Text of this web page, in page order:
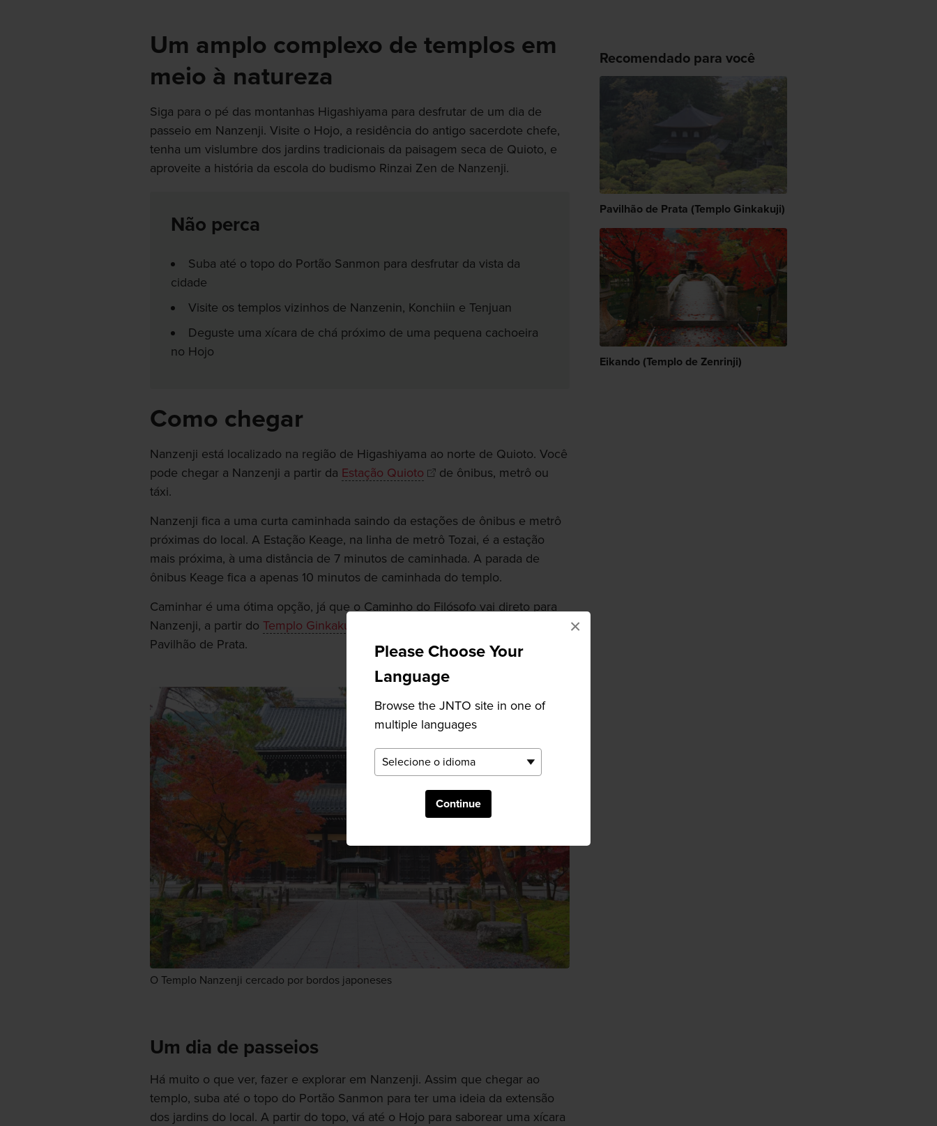
Please Choose Your
Language
Browse the JNTO site in one of
multiple languages
Continue
×
Um amplo complexo de templos em
meio à natureza
Siga para o pé das montanhas Higashiyama para desfrutar de um dia de
passeio em Nanzenji. Visite o Hojo, a residência do antigo sacerdote chefe,
tenha um vislumbre dos jardins tradicionais da paisagem seca de Quioto, e
aproveite a história da escola do budismo Rinzai Zen de Nanzenji.
Não perca
Suba até o topo do Portão Sanmon para desfrutar da vista da
cidade
Visite os templos vizinhos de Nanzenin, Konchiin e Tenjuan
Deguste uma xícara de chá próximo de uma pequena cachoeira
no Hojo
Como chegar
Nanzenji está localizado na região de Higashiyama ao norte de Quioto. Você
pode chegar a Nanzenji a partir da Estação Quioto
de ônibus, metrô ou
táxi.
Nanzenji fica a uma curta caminhada saindo da estações de ônibus e metrô
próximas do local. A Estação Keage, na linha de metrô Tozai, é a estação
mais próxima, à uma distância de 7 minutos de caminhada. A parada de
ônibus Keage fica a apenas 10 minutos de caminhada do templo.
Caminhar é uma ótima opção, já que o Caminho do Filósofo vai direto para
Nanzenji, a partir do Templo Ginkakuji
Pavilhão de Prata.
O Templo Nanzenji cercado por bordos japoneses
Um dia de passeios
Há muito o que ver, fazer e explorar em Nanzenji. Assim que chegar ao
templo, suba até o topo do Portão Sanmon para ter uma ideia da extensão
dos jardins do local. A partir do topo, vá até o Hojo para saborear uma xícara
Recomendado para você
Pavilhão de Prata (Templo Ginkakuji)
Eikando (Templo de Zenrinji)